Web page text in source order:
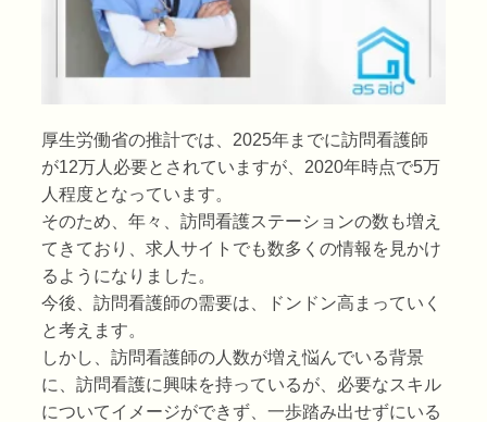
厚生労働省の推計では、2025年までに訪問看護師
が12万人必要とされていますが、2020年時点で5万
人程度となっています。
そのため、年々、訪問看護ステーションの数も増え
てきており、求人サイトでも数多くの情報を見かけ
るようになりました。
今後、訪問看護師の需要は、ドンドン高まっていく
と考えます。
しかし、訪問看護師の人数が増え悩んでいる背景
に、訪問看護に興味を持っているが、必要なスキル
についてイメージができず、一歩踏み出せずにいる